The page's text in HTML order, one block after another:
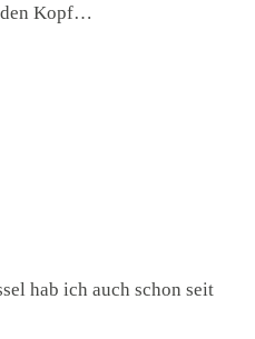
den Kopf…
hab ich auch schon seit